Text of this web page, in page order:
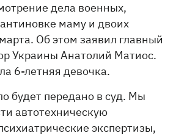
дела военных,
маму и двоих
Об этом заявил главный
Украины Анатолий Матиос.
6-летняя девочка.
будет передано в суд. Мы
автотехническую
экспертизы,